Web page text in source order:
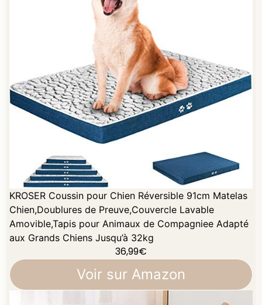
KROSER Coussin pour Chien Réversible 91cm Matelas
Chien,Doublures de Preuve,Couvercle Lavable
Amovible,Tapis pour Animaux de Compagniee Adapté
aux Grands Chiens Jusqu’à 32kg
36,99€
Voir sur Amazon